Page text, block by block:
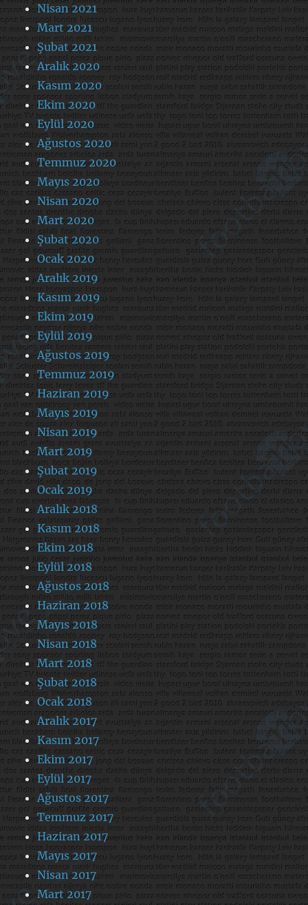
Nisan 2021
Mart 2021
Şubat 2021
Aralık 2020
Kasım 2020
Ekim 2020
Eylül 2020
Ağustos 2020
Temmuz 2020
Mayıs 2020
Nisan 2020
Mart 2020
Şubat 2020
Ocak 2020
Aralık 2019
Kasım 2019
Ekim 2019
Eylül 2019
Ağustos 2019
Temmuz 2019
Haziran 2019
Mayıs 2019
Nisan 2019
Mart 2019
Şubat 2019
Ocak 2019
Aralık 2018
Kasım 2018
Ekim 2018
Eylül 2018
Ağustos 2018
Haziran 2018
Mayıs 2018
Nisan 2018
Mart 2018
Şubat 2018
Ocak 2018
Aralık 2017
Kasım 2017
Ekim 2017
Eylül 2017
Ağustos 2017
Temmuz 2017
Haziran 2017
Mayıs 2017
Nisan 2017
Mart 2017